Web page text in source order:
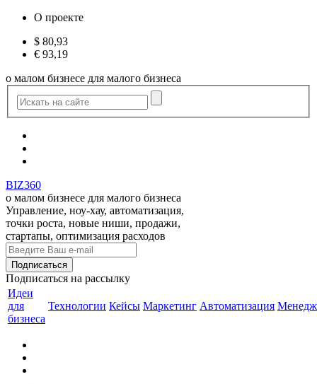
О проекте
$ 80,93
€ 93,19
о малом бизнесе для малого бизнеса
BIZ360
о малом бизнесе для малого бизнеса
Управление, ноу-хау, автоматизация,
точки роста, новые ниши, продажи,
стартапы, оптимизация расходов
Подписаться на рассылку
Идеи
для
бизнеса
Технологии Кейсы Маркетинг Автоматизация